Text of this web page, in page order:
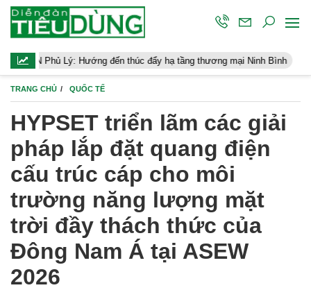
Hướng đến thúc đẩy hạ tầng thương mại Ninh Bình Điều
TRANG CHỦ QUỐC TẾ
HYPSET triển lãm các giải
pháp lắp đặt quang điện
cấu trúc cáp cho môi
trường năng lượng mặt
trời đầy thách thức của
Đông Nam Á tại ASEW
2026